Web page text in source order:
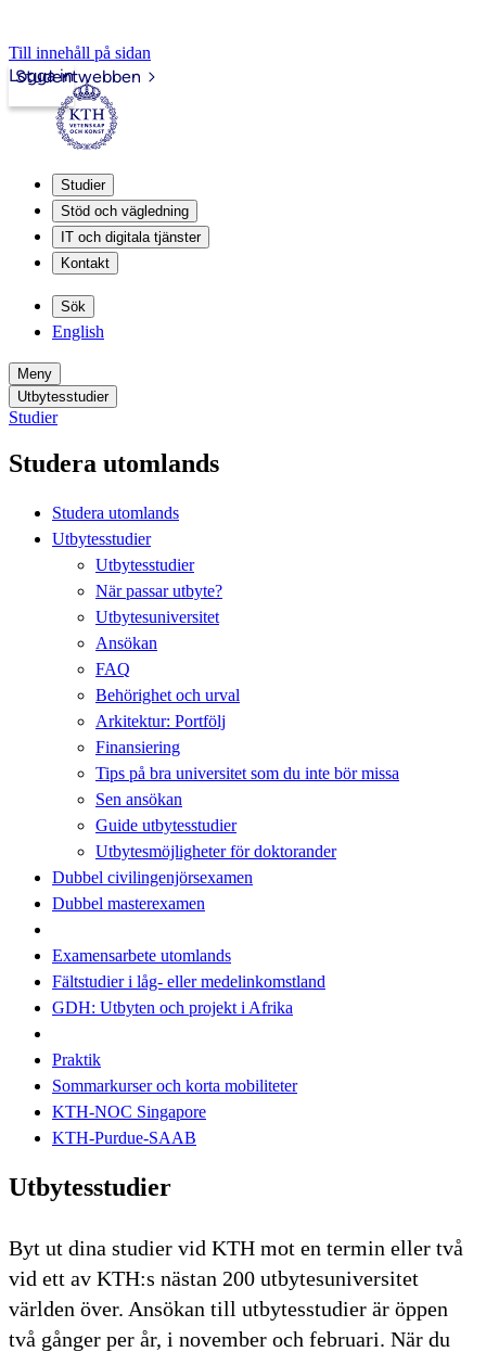
Till innehåll på sidan
Studentwebben
Logga in
Studier
Stöd och vägledning
IT och digitala tjänster
Kontakt
Sök
English
Meny
Utbytesstudier
Studier
Studera utomlands
Studera utomlands
Utbytesstudier
Utbytesstudier
När passar utbyte?
Utbytesuniversitet
Ansökan
FAQ
Behörighet och urval
Arkitektur: Portfölj
Finansiering
Tips på bra universitet som du inte bör missa
Sen ansökan
Guide utbytesstudier
Utbytesmöjligheter för doktorander
Dubbel civilingenjörsexamen
Dubbel masterexamen
Examensarbete utomlands
Fältstudier i låg- eller medelinkomstland
GDH: Utbyten och projekt i Afrika
Praktik
Sommarkurser och korta mobiliteter
KTH-NOC Singapore
KTH-Purdue-SAAB
Utbytesstudier
Byt ut dina studier vid KTH mot en termin eller två
vid ett av KTH:s nästan 200 utbytesuniversitet
världen över. Ansökan till utbytesstudier är öppen
två gånger per år, i november och februari. När du